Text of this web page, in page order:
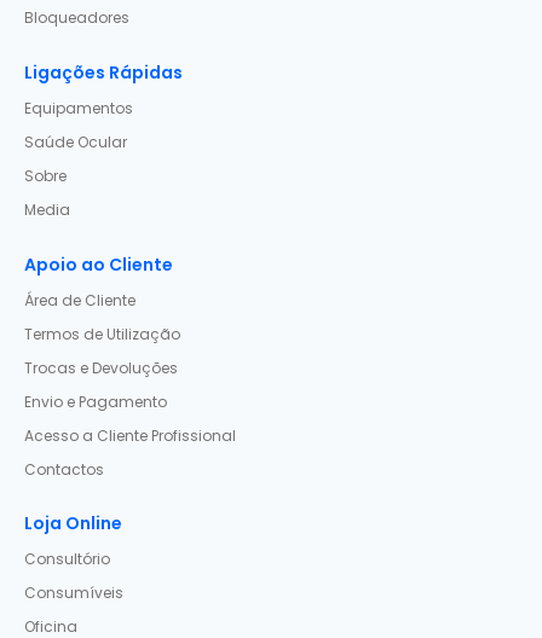
Bloqueadores
Ligações Rápidas
Equipamentos
Saúde Ocular
Sobre
Media
Apoio ao Cliente
Área de Cliente
Termos de Utilização
Trocas e Devoluções
Envio e Pagamento
Acesso a Cliente Profissional
Contactos
Loja Online
Consultório
Consumíveis
Oficina